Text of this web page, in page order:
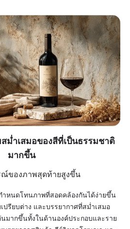
ม่ำเสมอของสีที่เป็นธรรมชาติ
มากขึ้น
ของภาพสุดท้ายสูงขึ้น
ำหนดโทนภาพที่สอดคล้องกันได้ง่ายขึ้น
ปรียบต่าง และบรรยากาศที่สม่ำเสมอ
มากขึ้นทั้งในด้านองค์ประกอบและราย